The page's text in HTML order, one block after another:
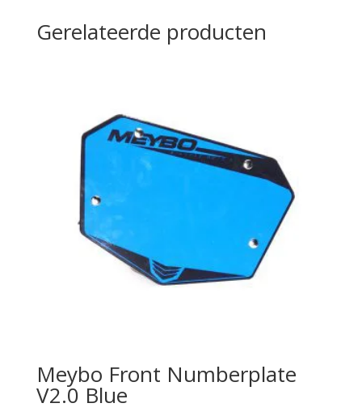
Gerelateerde producten
Meybo Front Numberplate
V2.0 Blue